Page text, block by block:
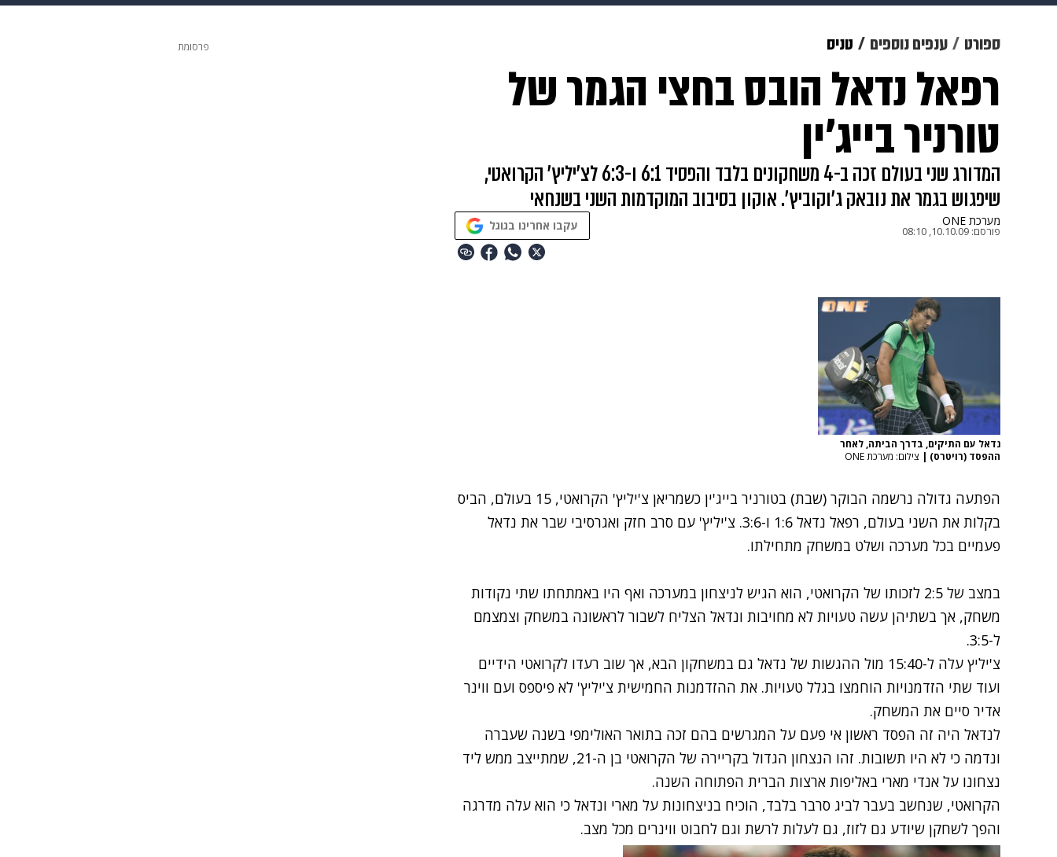
תרבות צבא וביטחון
גאווה ויוה משפט תשעה חודשים מתכונים פרויקטים מיוחדים
ספורט ענפים נוספים טניס
רפאל נדאל הובס בחצי הגמר של
טורניר בייג'ין
המדורג שני בעולם זכה ב-4 משחקונים בלבד והפסיד 6:1 ו-6:3 לצ'יליץ' הקרואטי,
שיפגוש בגמר את נובאק ג'וקוביץ'. אוקון בסיבוב המוקדמות השני בשנחאי
מערכת ONE
פורסם: 10.10.09, 08:10 עקבו אחרינו בגוגל
נדאל עם התיקים, בדרך הביתה, לאחר
ההפסד (רויטרס) | צילום: מערכת ONE
הפתעה גדולה נרשמה הבוקר (שבת) בטורניר בייג'ין כשמריאן צ'יליץ' הקרואטי, 15 בעולם, הביס
בקלות את השני בעולם, רפאל נדאל 1:6 ו-3:6. צ'יליץ' עם סרב חזק ואגרסיבי שבר את נדאל
פעמיים בכל מערכה ושלט במשחק מתחילתו.
במצב של 2:5 לזכותו של הקרואטי, הוא הגיש לניצחון במערכה ואף היו באמתחתו שתי נקודות
משחק, אך בשתיהן עשה טעויות לא מחויבות ונדאל הצליח לשבור לראשונה במשחק וצמצמם
ל-3:5.
צ'יליץ עלה ל-15:40 מול ההגשות של נדאל גם במשחקון הבא, אך שוב רעדו לקרואטי הידיים
ועוד שתי הזדמנויות הוחמצו בגלל טעויות. את ההזדמנות החמישית צ'יליץ' לא פיספס ועם ווינר
אדיר סיים את המשחק.
לנדאל היה זה הפסד ראשון אי פעם על המגרשים בהם זכה בתואר האולימפי בשנה שעברה
ונדמה כי לא היו תשובות. זהו הנצחון הגדול בקריירה של הקרואטי בן ה-21, שמתייצב ממש ליד
נצחונו על אנדי מארי באליפות ארצות הברית הפתוחה השנה.
הקרואטי, שנחשב בעבר לביג סרבר בלבד, הוכיח בניצחונות על מארי ונדאל כי הוא עלה מדרגה
והפך לשחקן שיודע גם לזוז, גם לעלות לרשת וגם לחבוט ווינרים מכל מצב.
פרסומת